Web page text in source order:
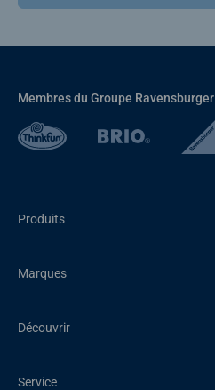
Membres du Groupe Ravensburger
Produits
Marques
Découvrir
Service